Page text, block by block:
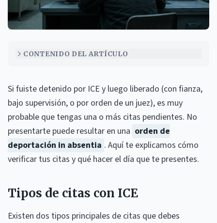
CONTENIDO DEL ARTÍCULO
Si fuiste detenido por ICE y luego liberado (con fianza,
bajo supervisión, o por orden de un juez), es muy
probable que tengas una o más citas pendientes. No
presentarte puede resultar en una orden de
deportación in absentia . Aquí te explicamos cómo
verificar tus citas y qué hacer el día que te presentes.
Tipos de citas con ICE
Existen dos tipos principales de citas que debes